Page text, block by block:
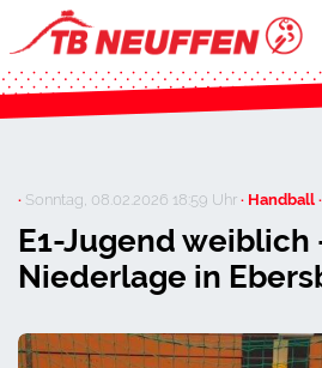
· Sonntag, 08.02.2026 18:59 Uhr· Handball ·
E1-Jugend weiblich
Niederlage in